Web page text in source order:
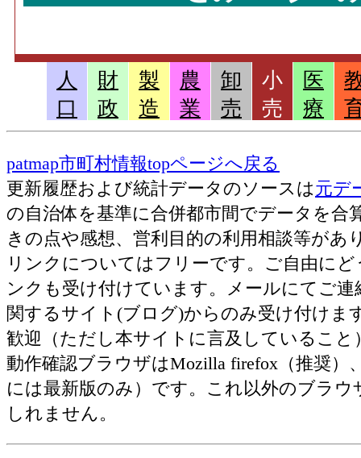
人
口
財
政
製
造
農
業
卸
売
小
売
医
療
patmap市町村情報topページへ戻る
更新履歴および統計データのソースは元デ
の自治体を基準に合併都市間でデータを
きの点や感想、営利目的の利用相談等があ
リンクについてはフリーです。ご自由に
ンクも受け付けています。メールにてご
関するサイト(ブログ)からのみ受け付け
歓迎（ただし本サイトに言及していること
動作確認ブラウザはMozilla firefox（推奨）
には最新版のみ）です。これ以外のブラ
しれません。